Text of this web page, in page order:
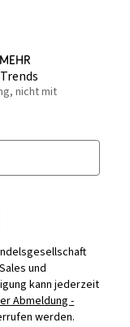
Trends
nicht mit
und
kann jederzeit
Abmeldung -
werden.